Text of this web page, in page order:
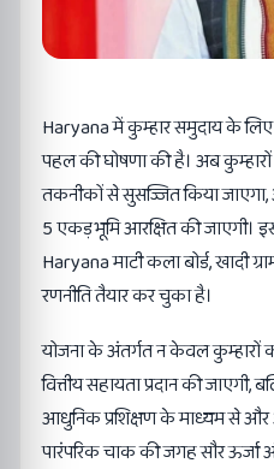
Haryana में कुम्हार समुदाय के
पहल की घोषणा की है। अब
तकनीकों से सुसज्जित किया
5 एकड़ भूमि आरक्षित की जाएगी।
Haryana माटी कला बोर्ड, खादी
रणनीति तैयार कर चुका है।
योजना के अंतर्गत न केवल कुम्हारों
वित्तीय सहायता प्रदान की
आधुनिक प्रशिक्षण के माध्यम से और
पारंपरिक चाक की जगह सौर